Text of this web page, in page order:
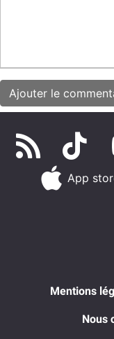
App
Mentions
Nous